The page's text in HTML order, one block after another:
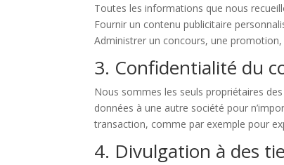
Toutes les informations que nous
Fournir un contenu publicitaire
Administrer un concours, une
3. Confidentialité du
Nous sommes les seuls propriétaires
données à une autre société pour
transaction, comme par exemple pour
4. Divulgation à des